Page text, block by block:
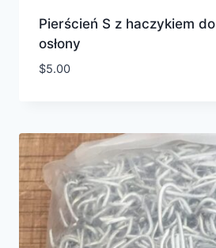
Pierścień S z haczykiem
osłony
$5.00